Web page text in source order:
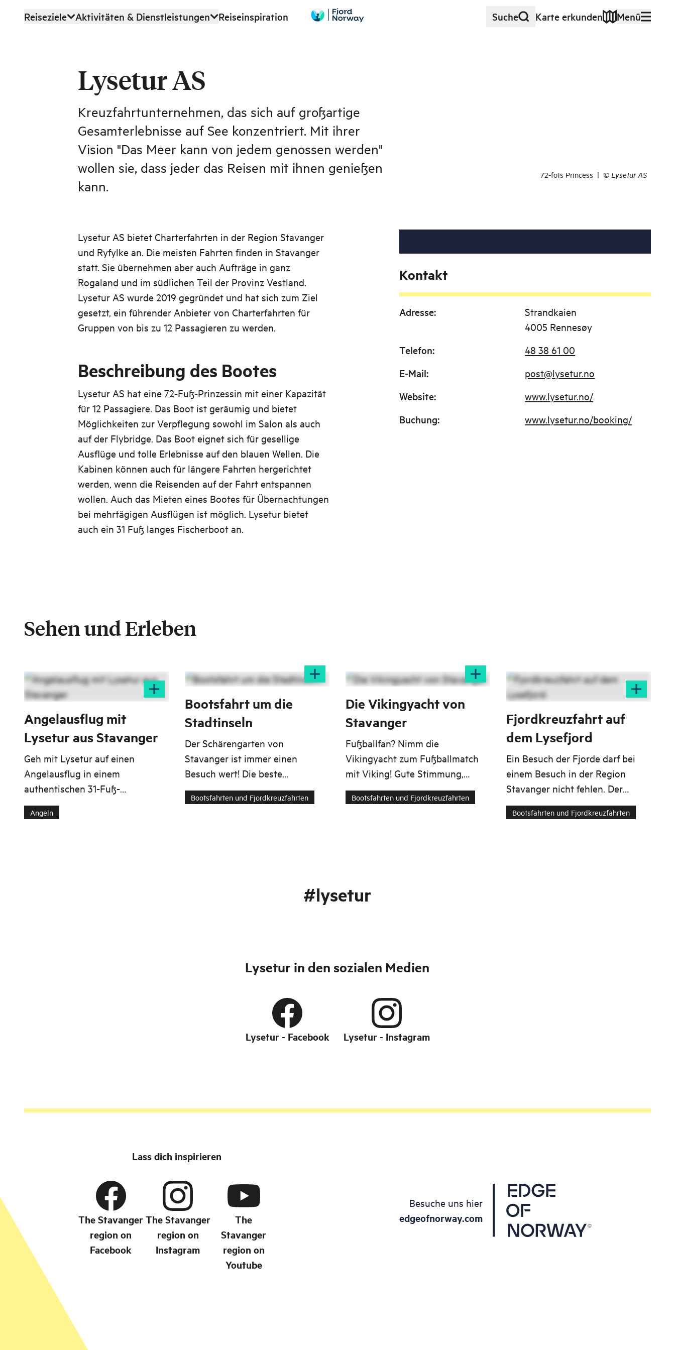
Zum Hauptinhalt
Reiseziele Aktivitäten & Dienstleistungen Reiseinspiration Suche Karte erkunden Menü
Lysetur AS
Kreuzfahrtunternehmen, das sich auf großartige
Gesamterlebnisse auf See konzentriert. Mit ihrer
Vision "Das Meer kann von jedem genossen werden"
wollen sie, dass jeder das Reisen mit ihnen genießen
kann.
72-fots Princess | © Lysetur AS
Lysetur AS bietet Charterfahrten in der Region Stavanger
und Ryfylke an. Die meisten Fahrten finden in Stavanger
statt. Sie übernehmen aber auch Aufträge in ganz
Rogaland und im südlichen Teil der Provinz Vestland.
Lysetur AS wurde 2019 gegründet und hat sich zum Ziel
gesetzt, ein führender Anbieter von Charterfahrten für
Gruppen von bis zu 12 Passagieren zu werden.
Beschreibung des Bootes
Lysetur AS hat eine 72-Fuß-Prinzessin mit einer Kapazität
für 12 Passagiere. Das Boot ist geräumig und bietet
Möglichkeiten zur Verpflegung sowohl im Salon als auch
auf der Flybridge. Das Boot eignet sich für gesellige
Ausflüge und tolle Erlebnisse auf den blauen Wellen. Die
Kabinen können auch für längere Fahrten hergerichtet
werden, wenn die Reisenden auf der Fahrt entspannen
wollen. Auch das Mieten eines Bootes für Übernachtungen
bei mehrtägigen Ausflügen ist möglich. Lysetur bietet
auch ein 31 Fuß langes Fischerboot an.
Kontakt
Adresse:
Strandkaien
4005 Rennesøy
Telefon: 48 38 61 00
E-Mail: post@lysetur.no
Website: www.lysetur.no/
Buchung: www.lysetur.no/booking/
Sehen und Erleben
Angelausflug mit
Lysetur aus Stavanger
Geh mit Lysetur auf einen
Angelausflug in einem
authentischen 31-Fuß-
Fischerboot, so wie es die
norwegischen Freizeitfischer tun.
Angeln
Bootsfahrt um die
Stadtinseln
Der Schärengarten von
Stavanger ist immer einen
Besuch wert! Die beste
Möglichkeit ist natürlich auf dem
Seeweg. Erlebe die Stadtinseln
Bootsfahrten und Fjordkreuzfahrten
Die Vikingyacht von
Stavanger
Fußballfan? Nimm die
Vikingyacht zum Fußballmatch
mit Viking! Gute Stimmung,
etwas Sightseeing und Wind im
Haar. Und ein wenig Eleganz und
Bootsfahrten und Fjordkreuzfahrten
Fjordkreuzfahrt auf
dem Lysefjord
Ein Besuch der Fjorde darf bei
einem Besuch in der Region
Stavanger nicht fehlen. Der
Lysefjord ist rau, mächtig und
spektakulär. Alle Wörter im
Bootsfahrten und Fjordkreuzfahrten
#lysetur
Lysetur in den sozialen Medien
Lysetur - Facebook Lysetur - Instagram
Lass dich inspirieren
The Stavanger
region on
Facebook
The Stavanger
region on
Instagram
The
Stavanger
region on
Youtube
Besuche uns hier
edgeofnorway.com